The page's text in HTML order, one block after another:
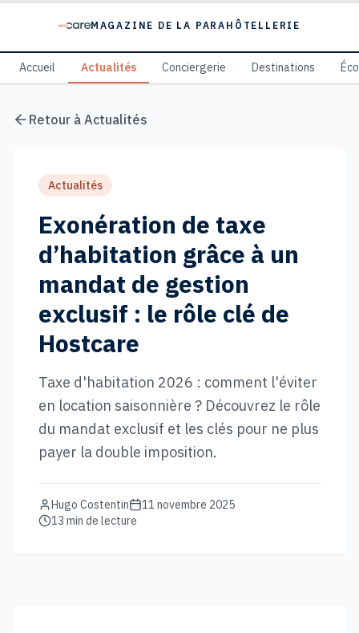
MAGAZINE DE LA PARAHÔTELLERIE
Accueil Actualités Conciergerie Destinations
Retour à Actualités
Actualités
Exonération de taxe
d’habitation grâce à un
mandat de gestion
exclusif : le rôle clé de
Hostcare
Taxe d'habitation 2026 : comment l'éviter
en location saisonnière ? Découvrez le rôle
du mandat exclusif et les clés pour ne plus
payer la double imposition.
Hugo Costentin
11 novembre 2025
13 min de lecture